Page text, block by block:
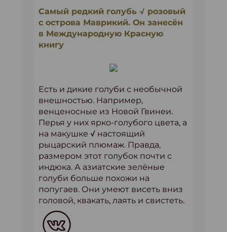
Самый редкий голубь √ розовый
с острова Маврикий. Он занесён
в Международную Красную
книгу
Есть и дикие голуби с необычной
внешностью. Например,
венценосные из Новой Гвинеи.
Перья у них ярко-голубого цвета, а
на макушке √ настоящий
рыцарский плюмаж. Правда,
размером этот голубок почти с
индюка. А азиатские зелёные
голуби больше похожи на
попугаев. Они умеют висеть вниз
головой, квакать, лаять и свистеть.